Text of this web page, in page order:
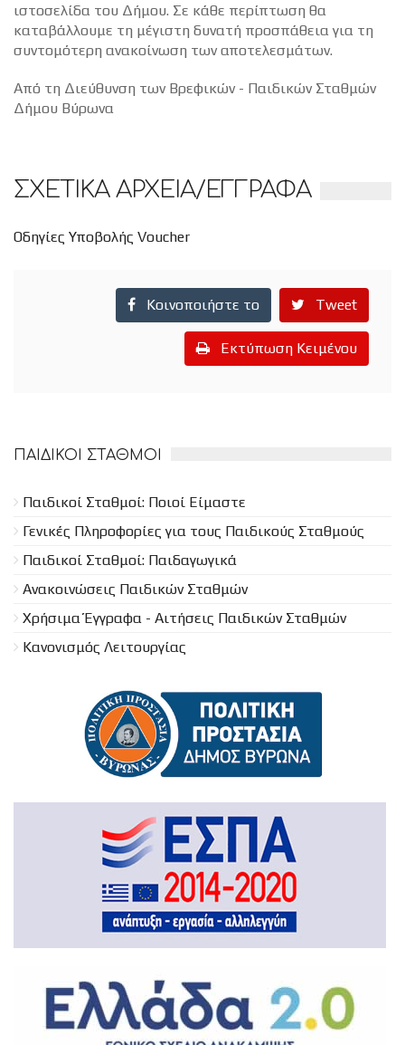
ιστοσελίδα του Δήμου. Σε κάθε περίπτωση θα
καταβάλλουμε τη μέγιστη δυνατή προσπάθεια για τη
συντομότερη ανακοίνωση των αποτελεσμάτων.
Από τη Διεύθυνση των Βρεφικών - Παιδικών Σταθμών
Δήμου Βύρωνα
ΣΧΕΤΙΚΑ ΑΡΧΕΙΑ/ΕΓΓΡΑΦΑ
Οδηγίες Υποβολής Voucher
Κοινοποιήστε το Tweet
Εκτύπωση Κειμένου
ΠΑΙΔΙΚΟΊ ΣΤΑΘΜΟΊ
Παιδικοί Σταθμοί: Ποιοί Είμαστε
Γενικές Πληροφορίες για τους Παιδικούς Σταθμούς
Παιδικοί Σταθμοί: Παιδαγωγικά
Ανακοινώσεις Παιδικών Σταθμών
Χρήσιμα Έγγραφα - Αιτήσεις Παιδικών Σταθμών
Κανονισμός Λειτουργίας